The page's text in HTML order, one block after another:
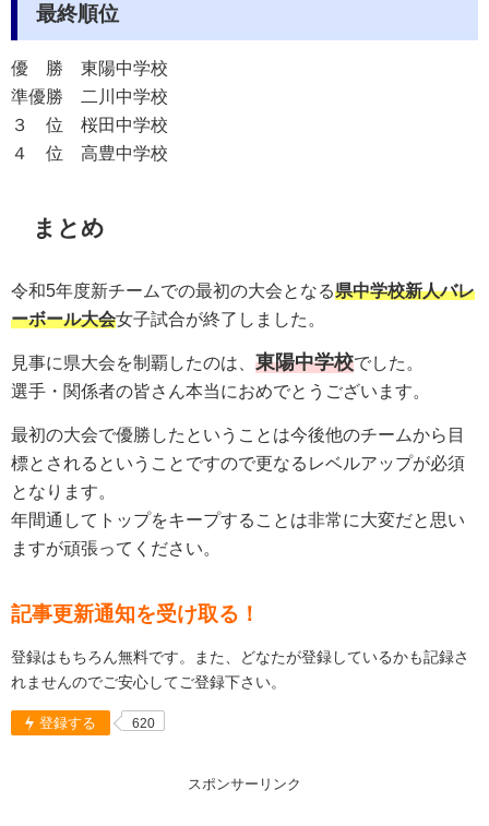
最終順位
優 勝 東陽中学校
準優勝
二川中学校
３ 位 桜田中学校
４ 位 高豊中学校
まとめ
令和5年度新チームでの最初の大会となる県中学校新人バレ
ーボール大会女子試合が終了しました。
見事に県大会を制覇したのは、 東陽中学校でした。
選手・関係者の皆さん本当におめでとうございます。
最初の大会で優勝したということは今後他のチームから目
標とされるということですので更なるレベルアップが必須
となります。
年間通してトップをキープすることは非常に大変だと思い
ますが頑張ってください。
記事更新通知を受け取る！
登録はもちろん無料です。また、どなたが登録しているかも記録さ
れませんのでご安心してご登録下さい。
登録する 620
スポンサーリンク